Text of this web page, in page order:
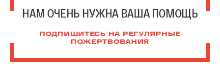
НАМ ОЧЕНЬ НУЖНА ВАША ПОМОЩЬ
ПОДПИШИТЕСЬ НА РЕГУЛЯРНЫЕ
ПОЖЕРТВОВАНИЯ